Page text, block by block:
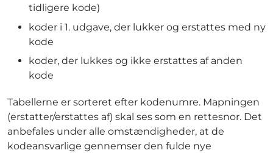
tidligere kode)
koder i 1. udgave, der lukker og erstattes med ny
kode
koder, der lukkes og ikke erstattes af anden
kode
Tabellerne er sorteret efter kodenumre. Mapningen
(erstatter/erstattes af) skal ses som en rettesnor. Det
anbefales under alle omstændigheder, at de
kodeansvarlige gennemser den fulde nye